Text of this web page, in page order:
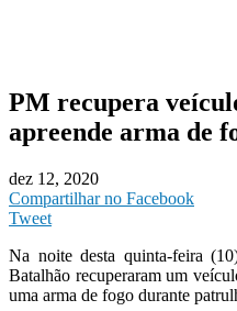
PM recupera
apreende arma de
dez 12, 2020
Compartilhar no Facebook
Tweet
Na noite desta quinta-feira
Batalhão recuperaram um
uma arma de fogo durante